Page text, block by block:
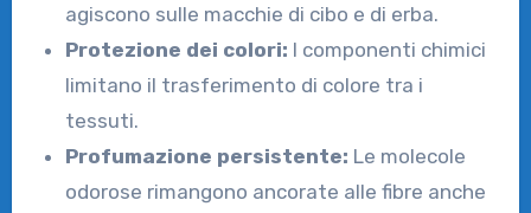
agiscono sulle macchie di cibo e di erba.
Protezione dei colori: I componenti chimici
limitano il trasferimento di colore tra i
tessuti.
Profumazione persistente: Le molecole
odorose rimangono ancorate alle fibre anche